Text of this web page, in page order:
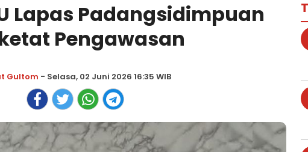
Lapas Padangsidimpuan
Pengawasan
Gultom - Selasa, 02 Juni 2026 16:35 WIB